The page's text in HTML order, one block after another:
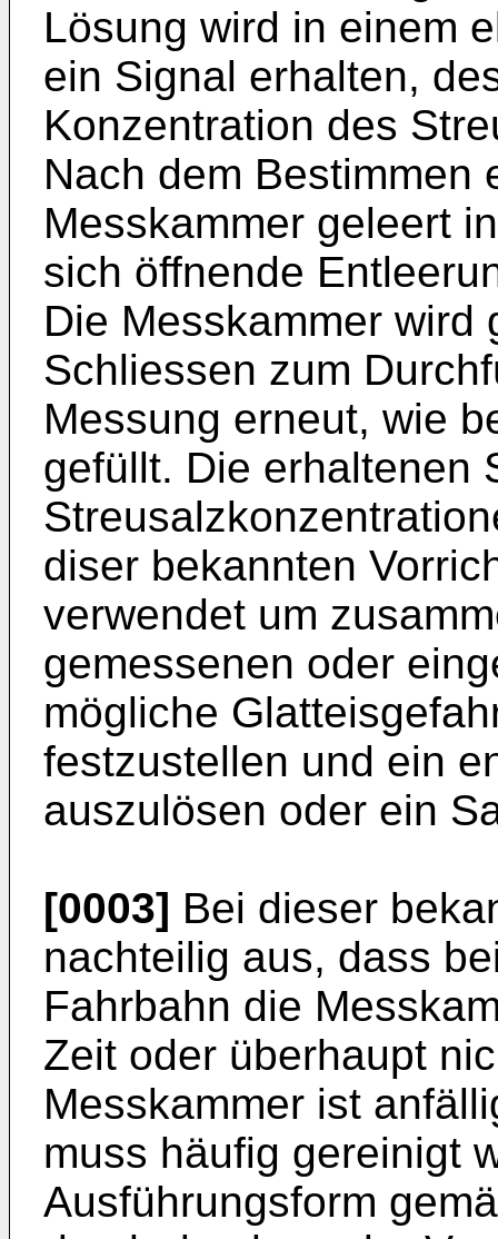
Lösung wird in einem
ein Signal erhalten,
Konzentration des
Nach dem Bestimmen
Messkammer geleert
sich öffnende
Die Messkammer wird
Schliessen zum
Messung erneut, wie
gefüllt. Die erhaltenen
diser bekannten
verwendet um
gemessenen oder
mögliche
festzustellen und ein
auszulösen oder ein
[0003] Bei dieser
nachteilig aus, dass
Fahrbahn die
Zeit oder überhaupt
Messkammer ist
muss häu­fig gereinigt
Ausführungsform